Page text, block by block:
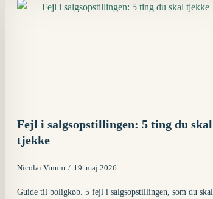
Fejl i salgsopstillingen: 5 ting du skal
tjekke
Nicolai Vinum 19. maj 2026
Guide til boligkøb. 5 fejl i salgsopstillingen, som du skal